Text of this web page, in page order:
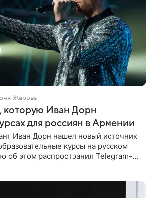
Жарова
которую Иван Дорн
для россиян в Армении
Иван Дорн нашел новый источник
курсы на русском
об этом распространил Telegram-